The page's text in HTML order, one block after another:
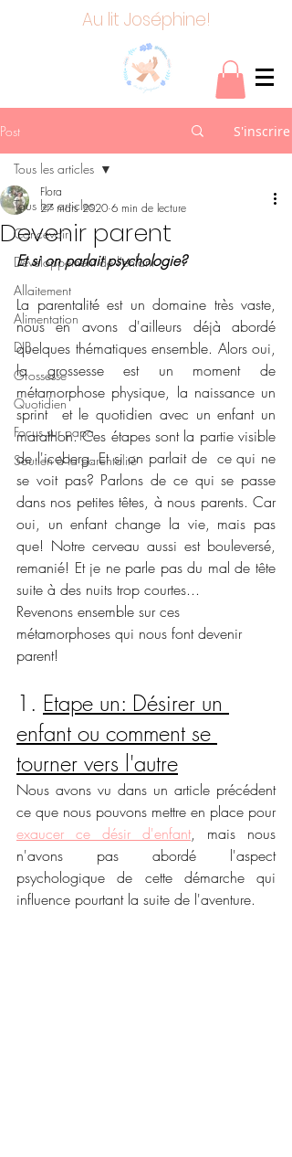
Au lit Joséphine!
Post S'inscrire
Tous les articles
Concevoir
Développement de l'enfant
Allaitement
Alimentation
DIB
Grossesse
Quotidien
Focus sur papa
Soutien à la parentalité
Tous les articles
Devenir parent
Flora
27 mars 2020 6 min de lecture
Et si on parlait psychologie?
La parentalité est un domaine très vaste,
nous en avons d'ailleurs déjà abordé
quelques thématiques ensemble. Alors oui,
la grossesse est un moment de
métamorphose physique, la naissance un
sprint  et le quotidien avec un enfant un
marathon. Ces étapes sont la partie visible
de l'iceberg. Et si on parlait de  ce qui ne
se voit pas? Parlons de ce qui se passe
dans nos petites têtes, à nous parents. Car
oui, un enfant change la vie, mais pas
que! Notre cerveau aussi est bouleversé,
remanié! Et je ne parle pas du mal de tête
suite à des nuits trop courtes...
Revenons ensemble sur ces
métamorphoses qui nous font devenir
parent!
1. Etape un: Désirer un
enfant ou comment se
tourner vers l'autre
Nous avons vu dans un article précédent
ce que nous pouvons mettre en place pour
exaucer ce désir d'enfant, mais nous
n'avons pas abordé l'aspect
psychologique de cette démarche qui
influence pourtant la suite de l'aventure.